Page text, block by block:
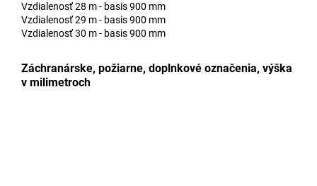
Vzdialenosť 28 m - basis 900 mm
Vzdialenosť 29 m - basis 900 mm
Vzdialenosť 30 m - basis 900 mm
Záchranárske, požiarne, doplnkové označenia, výška
v milimetroch